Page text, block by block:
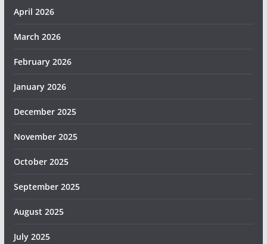
April 2026
March 2026
February 2026
January 2026
December 2025
November 2025
October 2025
September 2025
August 2025
July 2025